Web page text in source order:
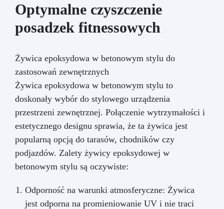
Optymalne czyszczenie
posadzek fitnessowych
Żywica epoksydowa w betonowym stylu do
zastosowań zewnętrznych
Żywica epoksydowa w betonowym stylu to
doskonały wybór do stylowego urządzenia
przestrzeni zewnętrznej. Połączenie wytrzymałości i
estetycznego designu sprawia, że ta żywica jest
popularną opcją do tarasów, chodników czy
podjazdów. Zalety żywicy epoksydowej w
betonowym stylu są oczywiste:
Odporność na warunki atmosferyczne: Żywica
jest odporna na promieniowanie UV i nie traci